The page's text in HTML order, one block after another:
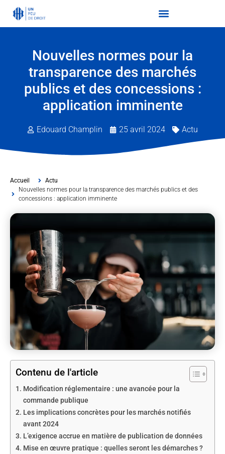
Nouvelles normes pour la
transparence des marchés
publics et des concessions :
application imminente
Edouard Champlin 25 avril 2024 Actu
Accueil
Actu
Nouvelles normes pour la transparence des marchés publics et des
concessions : application imminente
Contenu de l'article
Modification réglementaire : une avancée pour la
commande publique
Les implications concrètes pour les marchés notifiés
avant 2024
L’exigence accrue en matière de publication de données
Mise en œuvre pratique : quelles seront les démarches ?